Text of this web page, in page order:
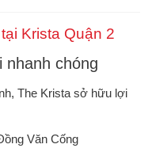
Krista Quận 2
nhanh chóng
, The Krista sở hữu lợi
Văn Cống